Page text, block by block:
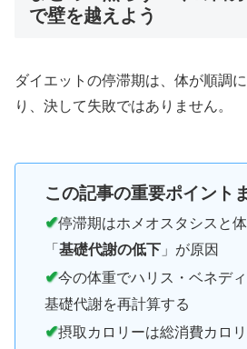
で壁を越えよう
ダイエットの停滞期は、体が順調
り、決して失敗ではありません。
この記事の重要ポイント
✔停滞期はホメオスタシスと
「 基礎代謝の低下 」が原因
✔今の体重でハリス・ベネデ
基礎代謝を再計算する
✔摂取カロリーは総消費カロ